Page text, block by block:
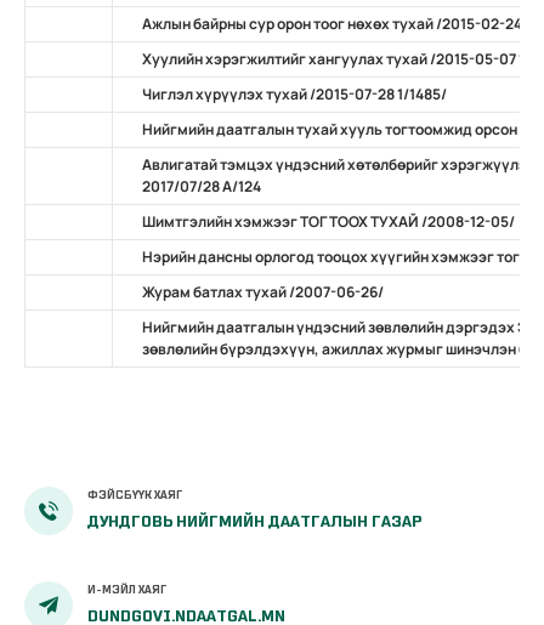
Ажлын байрны сур орон тоог нөхөх тухай /2015-02-24 А/
Хуулийн хэрэгжилтийг хангуулах тухай /2015-05-07 11/
Чиглэл хүрүүлэх тухай /2015-07-28 1/1485/
Нийгмийн даатгалын тухай хууль тогтоомжид орсон
Авлигатай тэмцэх үндэсний хөтөлбөрийг хэрэгжүүлэх
2017/07/28 А/124
Шимтгэлийн хэмжээг ТОГТООХ ТУХАЙ /2008-12-05/
Нэрийн дансны орлогод тооцох хүүгийн хэмжээг
Журам батлах тухай /2007-06-26/
Нийгмийн даатгалын үндэсний зөвлөлийн дэргэдэх
зөвлөлийн бүрэлдэхүүн, ажиллах журмыг шинэчлэн
ФЭЙСБҮҮК ХАЯГ
ДУНДГОВЬ НИЙГМИЙН ДААТГАЛЫН ГАЗАР
И-МЭЙЛ ХАЯГ
DUNDGOVI.NDAATGAL.MN